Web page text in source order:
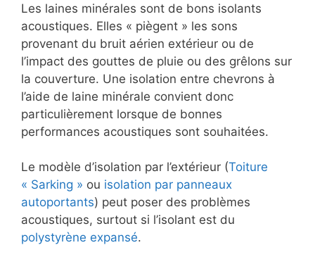
Les laines minérales sont de bons isolants
acoustiques. Elles « piègent » les sons
provenant du bruit aérien extérieur ou de
l’impact des gouttes de pluie ou des grêlons sur
la couverture. Une isolation entre chevrons à
l’aide de laine minérale convient donc
particulièrement lorsque de bonnes
performances acoustiques sont souhaitées.
Le modèle d’isolation par l’extérieur (Toiture
« Sarking » ou isolation par panneaux
autoportants) peut poser des problèmes
acoustiques, surtout si l’isolant est du
polystyrène expansé.